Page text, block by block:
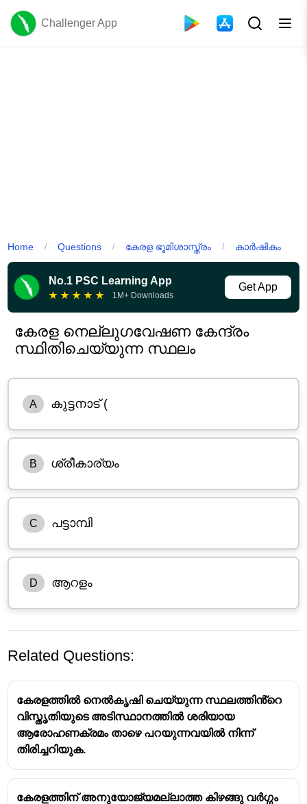
Challenger App
Home / Questions / കേരള ഭൂമിശാസ്ത്രം / കാർഷികം
No.1 PSC Learning App
★ ★ ★ ★ ★ 1M+ Downloads
Get App
കേരള നെല്ലുഗവേഷണ കേന്ദ്രം
സ്ഥിതിചെയ്യുന്ന സ്ഥലം
A കുട്ടനാട് (
B ശ്രീകാര്യം
C പട്ടാമ്പി
D ആറളം
Related Questions:
കേരളത്തിൽ നെൽകൃഷി ചെയ്യുന്ന സ്ഥലത്തിൻ്റെ
വിസ്തൃതിയുടെ അടിസ്ഥാനത്തിൽ ശരിയായ
ആരോഹണക്രമം താഴെ പറയുന്നവയിൽ നിന്ന്
തിരിച്ചറിയുക.
കേരളത്തിന് അനുയോജ്യമല്ലാത്ത കിഴങ്ങു വർഗ്ഗം